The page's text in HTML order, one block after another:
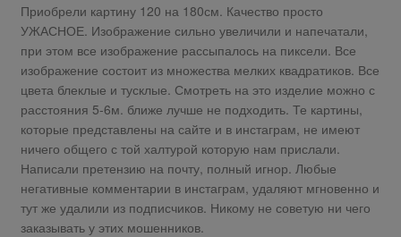
Приобрели картину 120 на 180см. Качество просто
УЖАСНОЕ. Изображение сильно увеличили и напечатали,
при этом все изображение рассыпалось на пиксели. Все
изображение состоит из множества мелких квадратиков. Все
цвета блеклые и тусклые. Смотреть на это изделие можно с
расстояния 5-6м. ближе лучше не подходить. Те картины,
которые представлены на сайте и в инстаграм, не имеют
ничего общего с той халтурой которую нам прислали.
Написали претензию на почту, полный игнор. Любые
негативные комментарии в инстаграм, удаляют мгновенно и
тут же удалили из подписчиков. Никому не советую ни чего
заказывать у этих мошенников.